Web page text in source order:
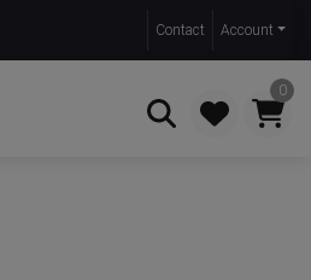
Contact Account
0